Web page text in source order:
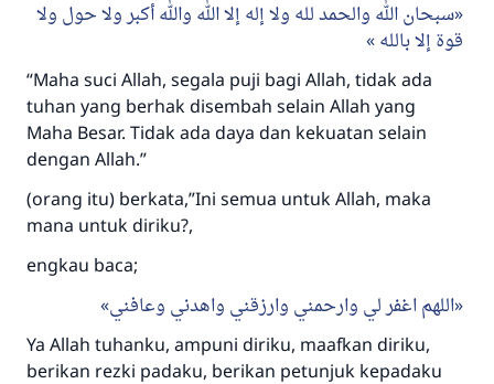
سبحان الله والحمد لله ولا إله إلا الله والله أكبر ولا حول ولا
قوة إلا بالله
“Maha suci Allah, segala puji bagi Allah, tidak ada
tuhan yang berhak disembah selain Allah yang
Maha Besar. Tidak ada daya dan kekuatan selain
dengan Allah.”
(orang itu) berkata,”Ini semua untuk Allah, maka
mana untuk diriku?,
engkau baca;
اللهم اغفر لي وارحمني وارزقني واهدني وعافني
Ya Allah tuhanku, ampuni diriku, maafkan diriku,
berikan rezki padaku, berikan petunjuk kepadaku
Jawaban no. 110845
Bantu kami dalam memberikan jawaban untuk umat
Rasulullah ﷺ bersabda
"Siapa yang menunjukkan suatu kebaikan,
meka dia akan mendapatkan pahala yang
sama dengan orang yang melakukannya"
Saham